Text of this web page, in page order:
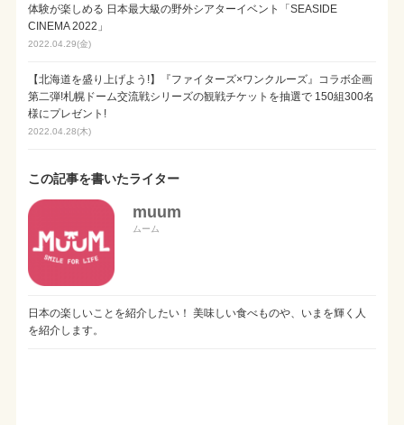
体験が楽しめる 日本最大級の野外シアターイベント「SEASIDE
CINEMA 2022」
2022.04.29(金)
【北海道を盛り上げよう!】『ファイターズ×ワンクルーズ』コラボ企画
第二弾!札幌ドーム交流戦シリーズの観戦チケットを抽選で 150組300名
様にプレゼント!
2022.04.28(木)
この記事を書いたライター
muum
ムーム
日本の楽しいことを紹介したい！ 美味しい食べものや、いまを輝く人
を紹介します。